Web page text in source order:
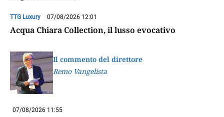
TTG Luxury 07/08/2026 12:01
Acqua Chiara Collection, il lusso evocativo
Il commento del direttore
Remo Vangelista
07/08/2026 11:55